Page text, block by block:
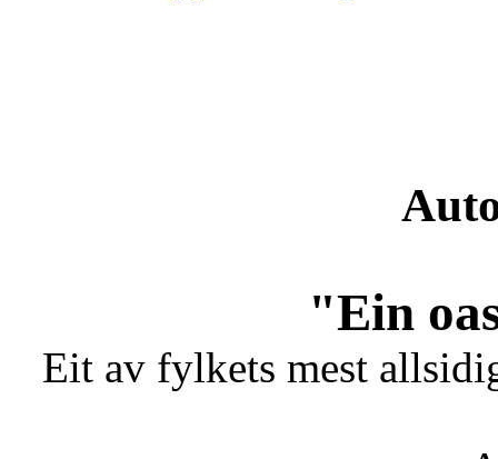
"Ein
Eit av fylkets mest